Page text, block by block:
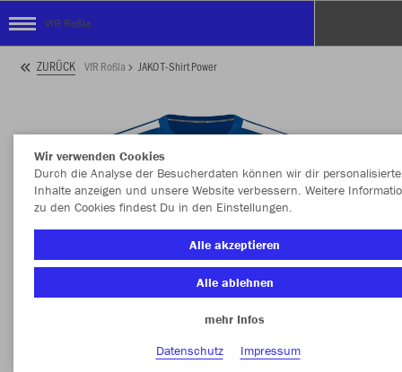
VfR Roßla
ZURÜCK VfR Roßla JAKO T-Shirt Power
Wir verwenden Cookies
Durch die Analyse der Besucherdaten können wir dir personalisierte
Inhalte anzeigen und unsere Website verbessern. Weitere
zu den Cookies findest Du in den Einstellungen.
Alle akzeptieren
Alle ablehnen
mehr Infos
Datenschutz
Impressum